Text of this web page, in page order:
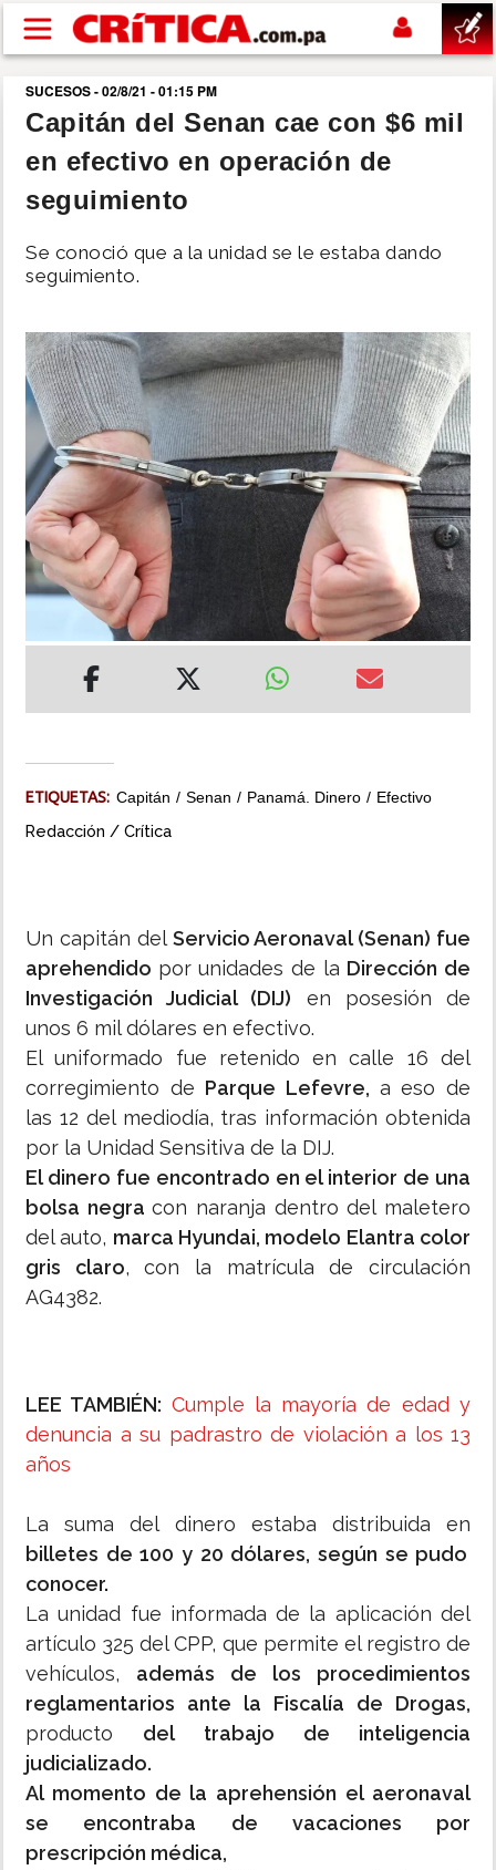
Pasar al contenido principal
buscar
SUCESOS
POLÍTICA
SHOW
DEPORTES
MUNDO
INSÓLITAS
MULTIMEDIA
SUCESOS - 02/8/21 - 01:15 PM
Capitán del Senan cae con $6 mil
en efectivo en operación de
seguimiento
Se conoció que a la unidad se le estaba dando
seguimiento.
ETIQUETAS: Capitán Senan Panamá. Dinero Efectivo
Redacción / Crítica
Un capitán del Servicio Aeronaval (Senan) fue
aprehendido por unidades de la Dirección de
Investigación Judicial (DIJ) en posesión de
unos 6 mil dólares en efectivo.
El uniformado fue retenido en calle 16 del
corregimiento de Parque Lefevre, a eso de
las 12 del mediodía, tras información obtenida
por la Unidad Sensitiva de la DIJ.
El dinero fue encontrado en el interior de una
bolsa negracon naranja dentro del maletero
del auto, marca Hyundai, modelo Elantra color
gris claro, con la matrícula de circulación
AG4382.
LEE TAMBIÉN: Cumple la mayoría de edad y
denuncia a su padrastro de violación a los 13
años
La suma del dinero estaba distribuida en
billetes de 100 y 20 dólares, según se pudo
conocer.
La unidad fue informada de la aplicación del
artículo 325 del CPP, que permite el registro de
vehículos, además de los procedimientos
reglamentarios ante la Fiscalía de Drogas,
producto del trabajo de inteligencia
judicializado.
Al momento de la aprehensión el aeronaval
se encontraba de vacaciones por
prescripción médica,